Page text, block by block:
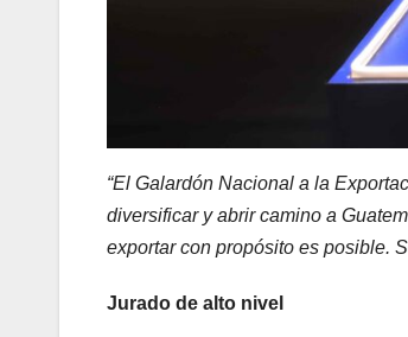
“El Galardón Nacional a la
diversificar y abrir camino a
exportar con propósito es posible.
Jurado de alto nivel